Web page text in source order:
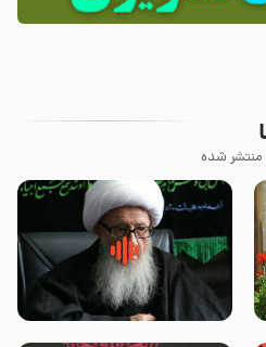
شده
زوّار اربعین امام حسین (علیه
السلام) با این اشتیاق به زیارت